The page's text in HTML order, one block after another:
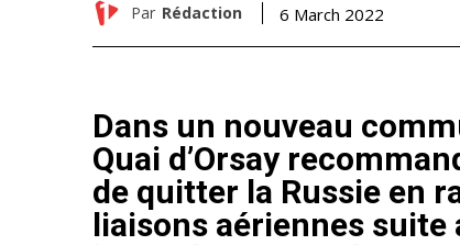
Par Rédaction 6 March 2022
Dans un nouveau
Quai d’Orsay
de quitter la Russie en
liaisons aériennes